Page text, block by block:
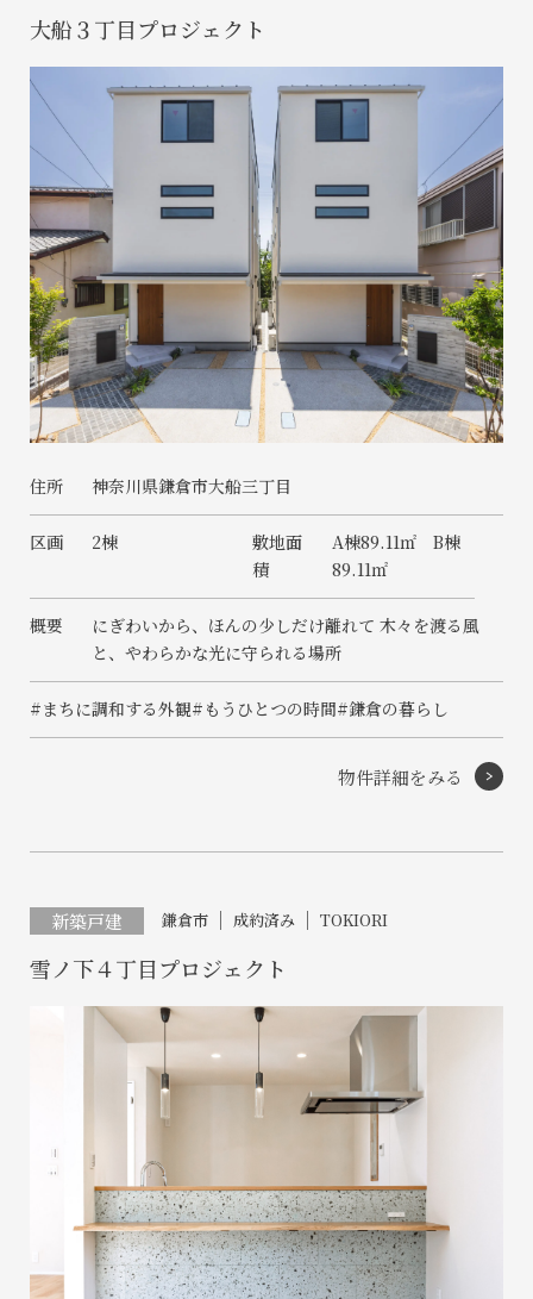
大船３丁目プロジェクト
住所 神奈川県鎌倉市大船三丁目
区画 2棟
敷地面
積
A棟89.11㎡ B棟
89.11㎡
概要
にぎわいから、ほんの少しだけ離れて 木々を渡る風
と、やわらかな光に守られる場所
#まちに調和する外観#もうひとつの時間#鎌倉の暮らし
物件詳細をみる
新築戸建 鎌倉市 成約済み TOKIORI
雪ノ下４丁目プロジェクト
会社に関することや物件についての
ご相談はこちら
フォームからのお問い合わせ
CONTACT
お電話でのお問い合わせ
0466-24-2478
営業時間9:30~18:30 水曜定休
賃貸物件入居者様の
お困りごとのご相談はこちら
CONTACT
0120-073-386
土地の活用・賃貸経営に関する
ご相談はこちら
フォームからのお問い合わせ
CONTACT
賃貸管理事業部へのお問い合わせ
0466-24-2478
営業時間9:30~18:30 水曜定休